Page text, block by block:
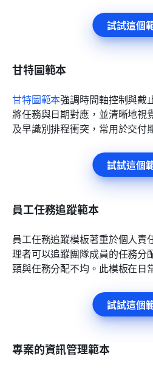
試試這個
甘特圖範本
甘特圖範本強調時間軸控制與截
將任務與日期對應，並清晰地視
及早識別排程衝突，常用於交付
試試這個
員工任務追蹤範本
員工任務追蹤模板著重於個人責
理者可以追蹤團隊成員的任務分
頸與任務分配不均。此模板在日
試試這個
專案的資訊管理範本